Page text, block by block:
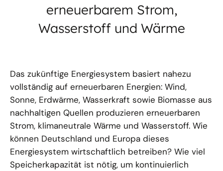
erneuerbarem Strom,
Wasserstoff und Wärme
Das zukünftige Energiesystem basiert nahezu
vollständig auf erneuerbaren Energien: Wind,
Sonne, Erdwärme, Wasserkraft sowie Biomasse aus
nachhaltigen Quellen produzieren erneuerbaren
Strom, klimaneutrale Wärme und Wasserstoff. Wie
können Deutschland und Europa dieses
Energiesystem wirtschaftlich betreiben? Wie viel
Speicherkapazität ist nötig, um kontinuierlich